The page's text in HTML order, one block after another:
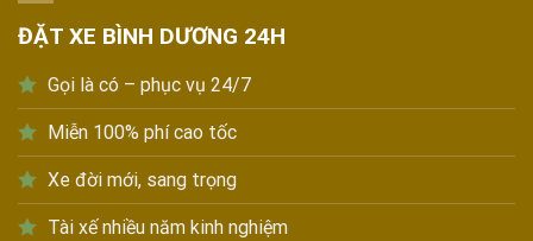
ĐẶT XE BÌNH DƯƠNG 24H
Gọi là có – phục vụ 24/7
Miễn 100% phí cao tốc
Xe đời mới, sang trọng
Tài xế nhiều năm kinh nghiệm